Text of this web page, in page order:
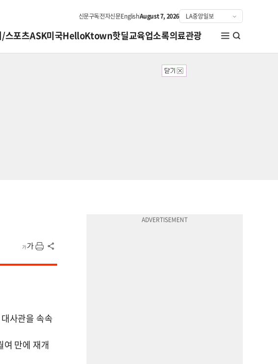
신문구독전자신문EnglishAugust 7, 2026
/스포츠ASK미국HelloKtown핫딜교육업소록의료관광
사관을 속속
만에 재개